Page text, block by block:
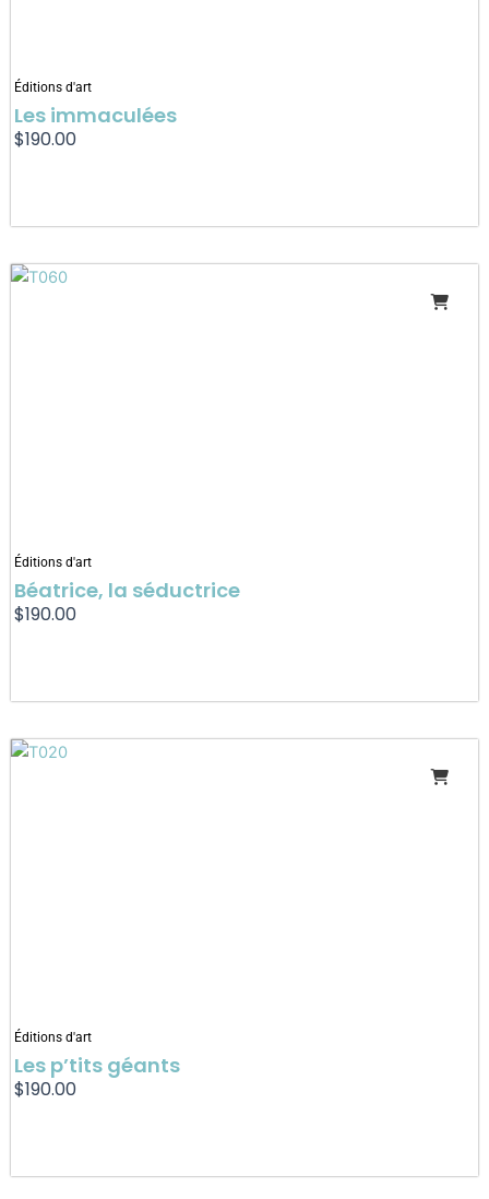
Éditions d'art
Les immaculées
$190.00
Éditions d'art
Béatrice, la séductrice
$190.00
Éditions d'art
Les p’tits géants
$190.00